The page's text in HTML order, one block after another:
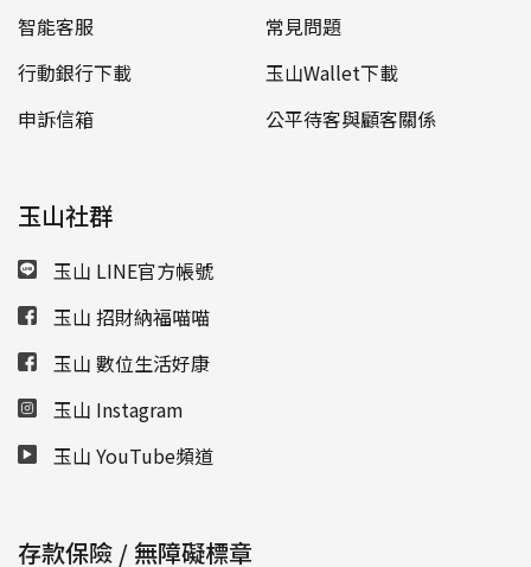
智能客服
常見問題
行動銀行下載
玉山Wallet下載
申訴信箱
公平待客與顧客關係
玉山社群
玉山 LINE官方帳號
玉山 招財納福喵喵
玉山 數位生活好康
玉山 Instagram
玉山 YouTube頻道
存款保險 / 無障礙標章